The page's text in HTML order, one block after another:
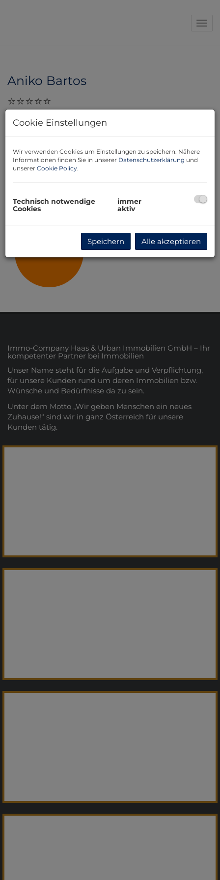
Aniko Bartos
29.11.2023, 10:01
Sehr geehrte Damen und Herren, ich möchte mich
Huber bedanken. Durch ihre Professionalität und
Flexibilität, gelang es zu eine reibungslose und
freundliche Abwicklung. Dank Frau Huber haben wir
Immo-Company Haas & Urban Immobilien GmbH – Ihr
kompetenter Partner bei Immobilien
Unser Name steht für die Aufgabe und Verpflichtung,
für unsere Kunden rund um deren Immobilien bzw.
Wünsche und Bedürfnisse da zu sein.
Unter dem Motto „Wir geben Menschen ein neues
Zuhause!“ sind wir in ganz Österreich für unsere
Kunden tätig.
Cookie Einstellungen
Wir verwenden Cookies um Einstellungen zu speichern. Nähere
Informationen finden Sie in unserer Datenschutzerklärung und
unserer Cookie Policy.
Technisch notwendige
Cookies
immer
aktiv
Speichern Alle akzeptieren